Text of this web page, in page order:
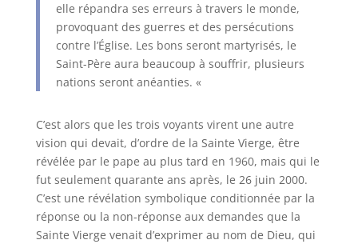
elle répandra ses erreurs à travers le monde,
provoquant des guerres et des persécutions
contre l’Église. Les bons seront martyrisés, le
Saint-Père aura beaucoup à souffrir, plusieurs
nations seront anéanties. «
C’est alors que les trois voyants virent une autre
vision qui devait, d’ordre de la Sainte Vierge, être
révélée par le pape au plus tard en 1960, mais qui le
fut seulement quarante ans après, le 26 juin 2000.
C’est une révélation symbolique conditionnée par la
réponse ou la non-réponse aux demandes que la
Sainte Vierge venait d’exprimer au nom de Dieu, qui